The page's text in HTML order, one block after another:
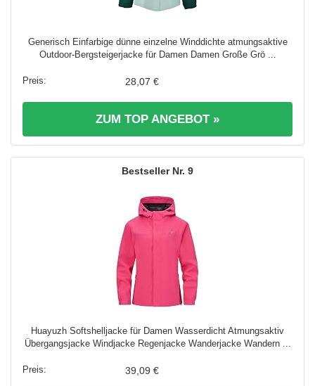
Generisch Einfarbige dünne einzelne Winddichte atmungsaktive
Outdoor-Bergsteigerjacke für Damen Damen Große Grö ...
28,07 €
ZUM TOP ANGEBOT »
9
Huayuzh Softshelljacke für Damen Wasserdicht Atmungsaktiv
Übergangsjacke Windjacke Regenjacke Wanderjacke Wandern ...
39,09 €